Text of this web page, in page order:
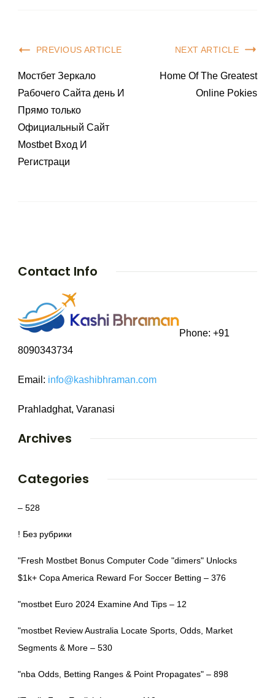
Post
Navigation
PREVIOUS ARTICLE
Мостбет Зеркало
Рабочего Сайта день И
Прямо только
Официальный Сайт
Mostbet Вход И
Регистраци
NEXT ARTICLE
Home Of The Greatest
Online Pokies
Contact Info
Phone: +91
8090343734
Email: info@kashibhraman.com
Prahladghat, Varanasi
Archives
Categories
– 528
! Без рубрики
"Fresh Mostbet Bonus Computer Code "dimers" Unlocks
$1k+ Copa America Reward For Soccer Betting – 376
"mostbet Euro 2024 Examine And Tips – 12
"mostbet Review Australia Locate Sports, Odds, Market
Segments & More – 530
"nba Odds, Betting Ranges & Point Propagates" – 898